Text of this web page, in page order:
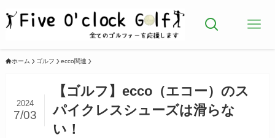
ホーム ゴルフ ecco関連
【ゴルフ】ecco（エコー）のス
パイクレスシューズは滑らな
い！
2024
7/03